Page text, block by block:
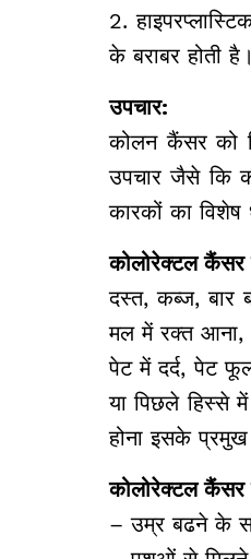
2.
के बराबर होती है।
उपचार:
कोलन कैंसर को
उपचार जैसे कि
कारकों का विशेष
कोलोरेक्टल कैंसर
दस्त, कब्ज, बार
मल में रक्त आना,
पेट में दर्द, पेट
या पिछले हिस्से
होना इसके
कोलोरेक्टल
– उम्र बढने के